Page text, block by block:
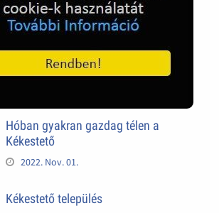
Sándorfalva, Nádastó
2022. Nov. 01.
Hóban gyakran gazdag télen a
Kékestető
2022. Nov. 01.
Kékestető település